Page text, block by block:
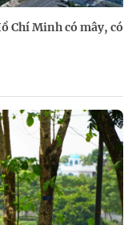
Chí Minh có mây, có